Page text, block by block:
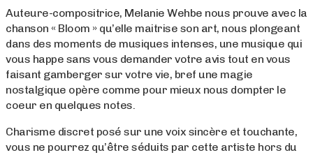
Auteure-compositrice, Melanie Wehbe nous prouve avec la
chanson « Bloom » qu’elle maitrise son art, nous plongeant
dans des moments de musiques intenses, une musique qui
vous happe sans vous demander votre avis tout en vous
faisant gamberger sur votre vie, bref une magie
nostalgique opère comme pour mieux nous dompter le
coeur en quelques notes.
Charisme discret posé sur une voix sincère et touchante,
vous ne pourrez qu’être séduits par cette artiste hors du